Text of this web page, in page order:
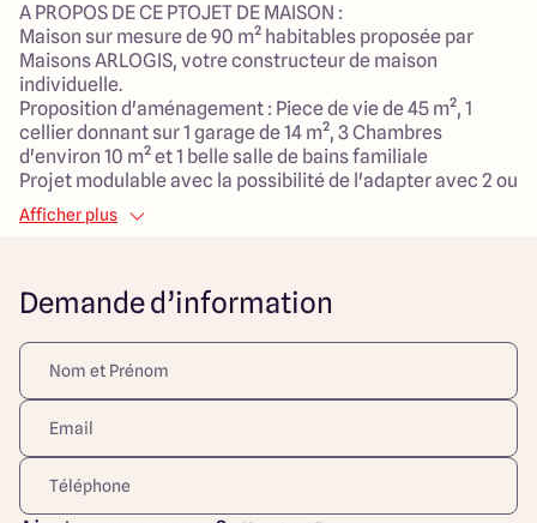
A PROPOS DE CE PTOJET DE MAISON :
Maison sur mesure de 90 m² habitables proposée par
Maisons ARLOGIS, votre constructeur de maison
individuelle.
Proposition d'aménagement : Piece de vie de 45 m², 1
cellier donnant sur 1 garage de 14 m², 3 Chambres
d'environ 10 m² et 1 belle salle de bains familiale
Projet modulable avec la possibilité de l'adapter avec 2 ou
4 chambres, il est possible d'y ajouter un bureau et une
suite parentale. Le modèle est totalement adaptable à
maison économique et écologique grâce à la nouvelle
construction sur-mesure !
A PROPOS DE BOURGHELLES :
La commune est entourée de beaux espaces naturels, de
champs, de bois et de sentiers de randonnée.
Proximité de Lille : Bourghelles est située à proximité de la
ville de Lille, la plus grande ville de la région Hauts-de-
France. Cela permet aux résidents d'accéder facilement
Afficher plus
Demande d’information